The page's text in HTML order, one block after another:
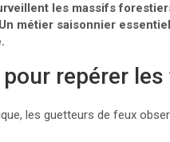
les massifs
métier saisonnier
repérer
les guetteurs de feux